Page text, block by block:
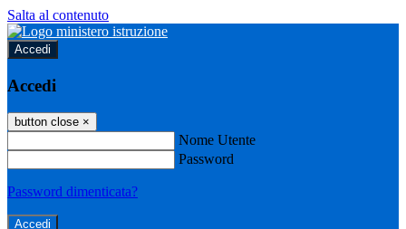
Salta al contenuto
Accedi
Accedi
button close ×
Nome Utente
Password
Password dimenticata?